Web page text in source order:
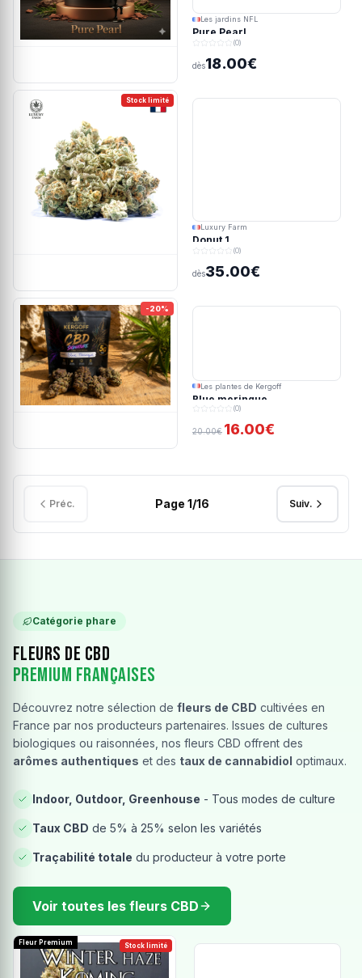
Les jardins NFL
Pure Pearl
(0)
dès18.00€
Stock limité
Luxury Farm
Donut 1
(0)
dès35.00€
-20%
Les plantes de Kergoff
Blue meringue
(0)
20.00€ 16.00€
Préc. Page 1/16 Suiv.
Catégorie phare
Fleurs de CBD
Premium Françaises
Découvrez notre sélection de fleurs de CBD cultivées en
France par nos producteurs partenaires. Issues de cultures
biologiques ou raisonnées, nos fleurs CBD offrent des
arômes authentiques et des taux de cannabidiol optimaux.
Indoor, Outdoor, Greenhouse - Tous modes de culture
Taux CBD de 5% à 25% selon les variétés
Traçabilité totale du producteur à votre porte
Voir toutes les fleurs CBD
Stock limité
Fleur Premium